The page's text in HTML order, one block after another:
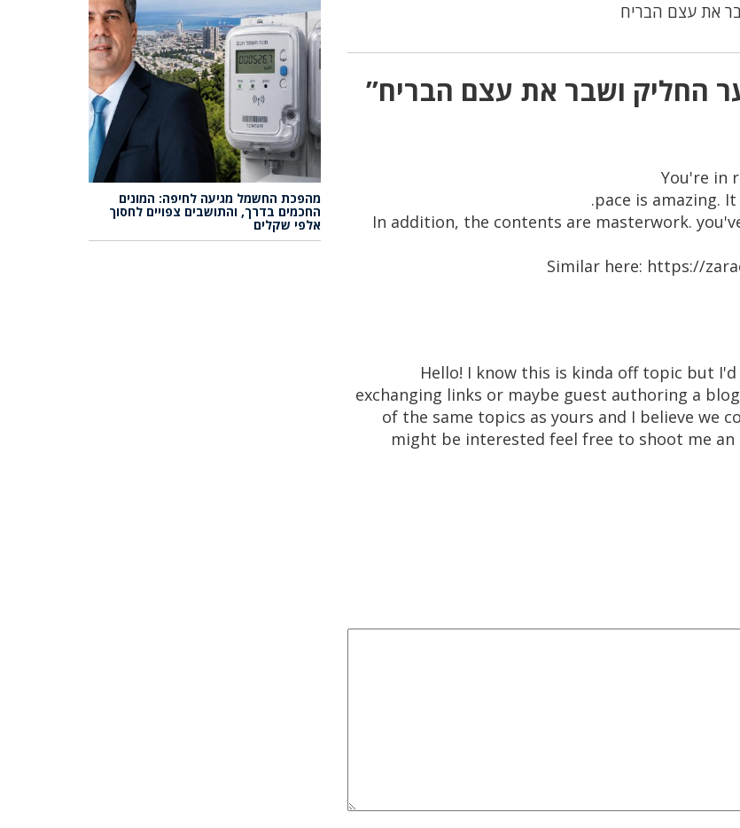
את עצם הבריח
You're in
pace is amazing.
In addition, the contents are masterwork.
Similar here: https://
Hello! I know this is kinda off topic but
exchanging links or maybe guest authoring a
of the same topics as yours and I believe we
might be interested feel free to shoot me
מהפכת החשמל מגיעה לחיפה: המונים
החכמים בדרך, והתושבים צפויים לחסוך
אלפי שקלים